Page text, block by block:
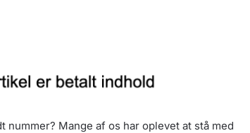
Mange af os har oplevet at stå med